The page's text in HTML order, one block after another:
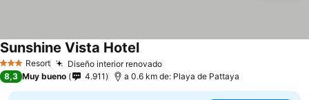
3 EstrellasResort Diseño interior renovadoVer precios
Sunshine Vista HotelVer precios
8,3 Muy bueno 4.911 a 0.6 km de: Playa de Pattaya